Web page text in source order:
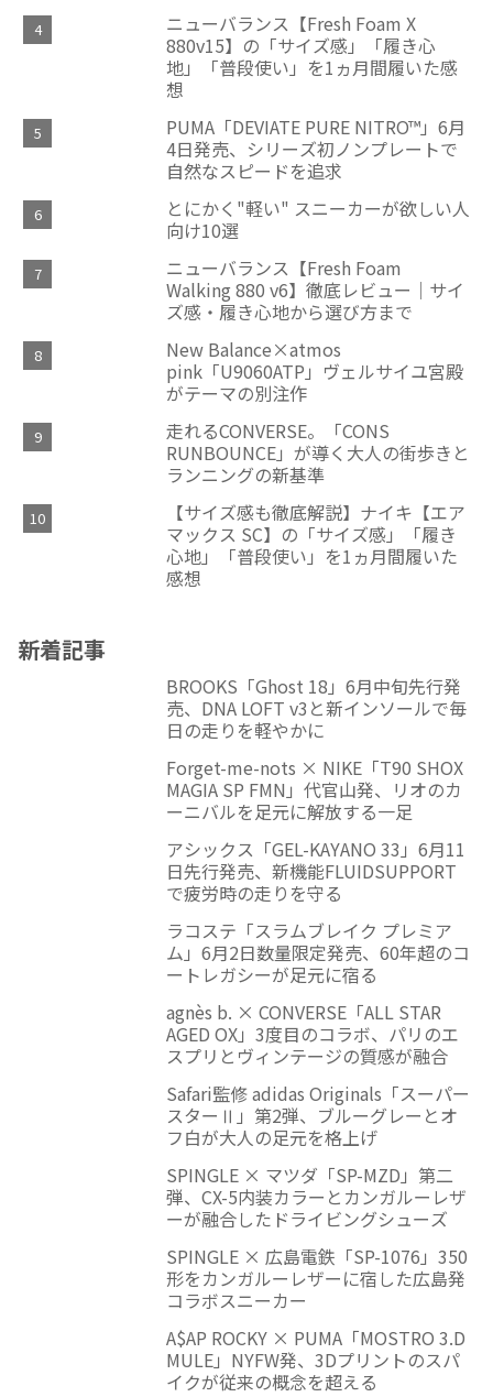
ニューバランス【Fresh Foam X
880v15】の「サイズ感」「履き心
地」「普段使い」を1ヵ月間履いた感
想
PUMA「DEVIATE PURE NITRO™」6月
4日発売、シリーズ初ノンプレートで
自然なスピードを追求
とにかく"軽い" スニーカーが欲しい人
向け10選
ニューバランス【Fresh Foam
Walking 880 v6】徹底レビュー｜サイ
ズ感・履き心地から選び方まで
New Balance×atmos
pink「U9060ATP」ヴェルサイユ宮殿
がテーマの別注作
走れるCONVERSE。「CONS
RUNBOUNCE」が導く大人の街歩きと
ランニングの新基準
【サイズ感も徹底解説】ナイキ【エア
マックス SC】の「サイズ感」「履き
心地」「普段使い」を1ヵ月間履いた
感想
新着記事
BROOKS「Ghost 18」6月中旬先行発
売、DNA LOFT v3と新インソールで毎
日の走りを軽やかに
Forget-me-nots × NIKE「T90 SHOX
MAGIA SP FMN」代官山発、リオのカ
ーニバルを足元に解放する一足
アシックス「GEL-KAYANO 33」6月11
日先行発売、新機能FLUIDSUPPORT
で疲労時の走りを守る
ラコステ「スラムブレイク プレミア
ム」6月2日数量限定発売、60年超のコ
ートレガシーが足元に宿る
agnès b. × CONVERSE「ALL STAR
AGED OX」3度目のコラボ、パリのエ
スプリとヴィンテージの質感が融合
Safari監修 adidas Originals「スーパー
スターⅡ」第2弾、ブルーグレーとオ
フ白が大人の足元を格上げ
SPINGLE × マツダ「SP-MZD」第二
弾、CX-5内装カラーとカンガルーレザ
ーが融合したドライビングシューズ
SPINGLE × 広島電鉄「SP-1076」350
形をカンガルーレザーに宿した広島発
コラボスニーカー
A$AP ROCKY × PUMA「MOSTRO 3.D
MULE」NYFW発、3Dプリントのスパ
イクが従来の概念を超える